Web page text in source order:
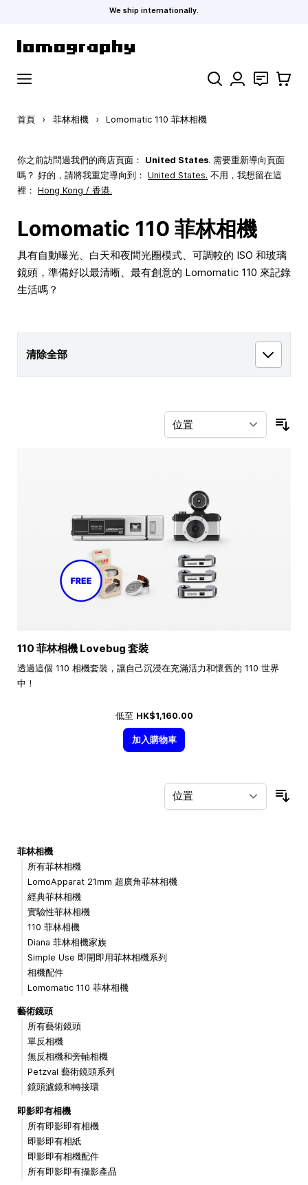
We ship internationally.
搜索 聯絡 購物車
首頁 › 菲林相機 › Lomomatic 110 菲林相機
你之前訪問過我們的商店頁面： United States. 需要重新導向頁面
嗎？ 好的，請將我重定導向到： United States. 不用，我想留在這
裡： Hong Kong / 香港.
Lomomatic 110 菲林相機
具有自動曝光、白天和夜間光圈模式、可調較的 ISO 和玻璃
鏡頭，準備好以最清晰、最有創意的 Lomomatic 110 來記錄
生活嗎？
清除全部
110 菲林相機 Lovebug 套裝
透過這個 110 相機套裝，讓自己沉浸在充滿活力和懷舊的 110 世界
中！
低至 HK$1,160.00
加入購物車
菲林相機
所有菲林相機
LomoApparat 21mm 超廣角菲林相機
經典菲林相機
實驗性菲林相機
110 菲林相機
Diana 菲林相機家族
Simple Use 即開即用菲林相機系列
相機配件
Lomomatic 110 菲林相機
藝術鏡頭
所有藝術鏡頭
單反相機
無反相機和旁軸相機
Petzval 藝術鏡頭系列
鏡頭濾鏡和轉接環
即影即有相機
所有即影即有相機
即影即有相紙
即影即有相機配件
所有即影即有攝影產品